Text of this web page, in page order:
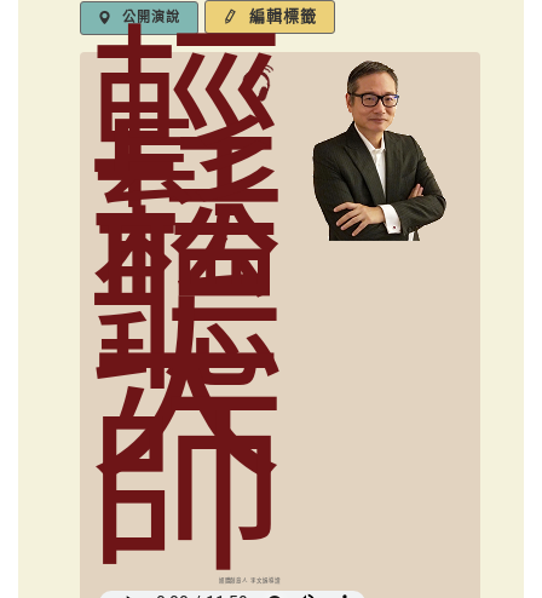
公開演說 編輯標籤
輕
鬆
聽
大
師
媒體創意人 李文娟導讀